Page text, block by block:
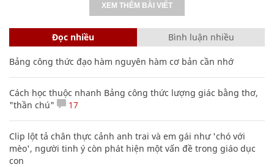
XEM THÊM BÀI VIẾT
Đọc nhiều Bình luận nhiều
Bảng công thức đạo hàm nguyên hàm cơ bản cần nhớ
Cách học thuộc nhanh Bảng công thức lượng giác bằng thơ,
"thần chú"
17
Clip lột tả chân thực cảnh anh trai và em gái như 'chó với
mèo', người tinh ý còn phát hiện một vấn đề trong giáo dục
con